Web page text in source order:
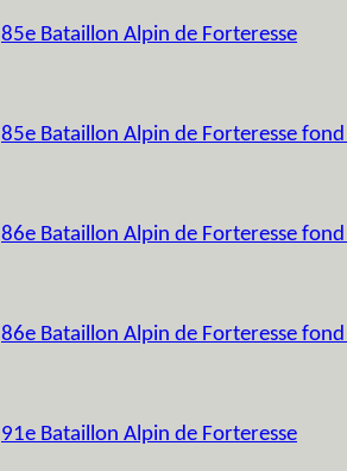
85e Bataillon Alpin de Forteresse
85e Bataillon Alpin de Forteresse
86e Bataillon Alpin de Forteresse
86e Bataillon Alpin de Forteresse
91e Bataillon Alpin de Forteresse